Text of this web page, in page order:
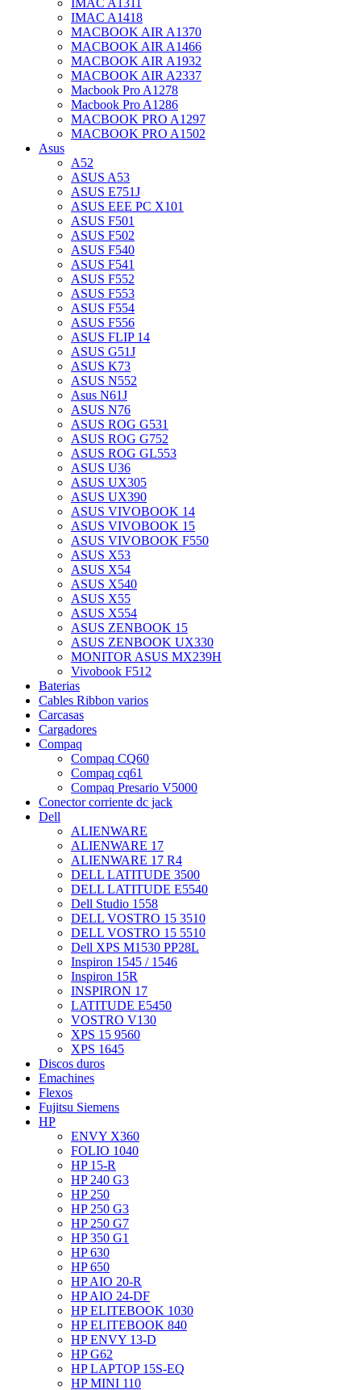
IMAC A1418
MACBOOK AIR A1370
MACBOOK AIR A1466
MACBOOK AIR A1932
MACBOOK AIR A2337
Macbook Pro A1278
Macbook Pro A1286
MACBOOK PRO A1297
MACBOOK PRO A1502
Asus
A52
ASUS A53
ASUS E751J
ASUS EEE PC X101
ASUS F501
ASUS F502
ASUS F540
ASUS F541
ASUS F552
ASUS F553
ASUS F554
ASUS F556
ASUS FLIP 14
ASUS G51J
ASUS K73
ASUS N552
Asus N61J
ASUS N76
ASUS ROG G531
ASUS ROG G752
ASUS ROG GL553
ASUS U36
ASUS UX305
ASUS UX390
ASUS VIVOBOOK 14
ASUS VIVOBOOK 15
ASUS VIVOBOOK F550
ASUS X53
ASUS X54
ASUS X540
ASUS X55
ASUS X554
ASUS ZENBOOK 15
ASUS ZENBOOK UX330
MONITOR ASUS MX239H
Vivobook F512
Baterias
Cables Ribbon varios
Carcasas
Cargadores
Compaq
Compaq CQ60
Compaq cq61
Compaq Presario V5000
Conector corriente dc jack
Dell
ALIENWARE
ALIENWARE 17
ALIENWARE 17 R4
DELL LATITUDE 3500
DELL LATITUDE E5540
Dell Studio 1558
DELL VOSTRO 15 3510
DELL VOSTRO 15 5510
Dell XPS M1530 PP28L
Inspiron 1545 / 1546
Inspiron 15R
INSPIRON 17
LATITUDE E5450
VOSTRO V130
XPS 15 9560
XPS 1645
Discos duros
Emachines
Flexos
Fujitsu Siemens
HP
ENVY X360
FOLIO 1040
HP 15-R
HP 240 G3
HP 250
HP 250 G3
HP 250 G7
HP 350 G1
HP 630
HP 650
HP AIO 20-R
HP AIO 24-DF
HP ELITEBOOK 1030
HP ELITEBOOK 840
HP ENVY 13-D
HP G62
HP LAPTOP 15S-EQ
HP MINI 110